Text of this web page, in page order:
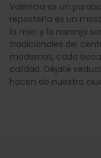
València es un
repostería es un
la miel y la naranja
tradicionales del
modernas, cada
calidad. Déjate
hacen de nuestra